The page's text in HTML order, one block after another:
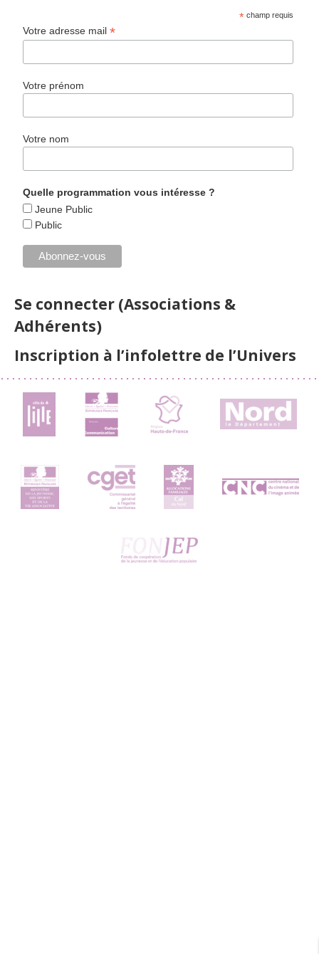
* champ requis
Votre adresse mail*
Votre prénom
Votre nom
Quelle programmation vous intéresse ?
Jeune Public
Public
Se connecter (Associations &
Adhérents)
Inscription à l’infolettre de l’Univers